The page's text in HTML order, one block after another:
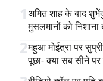
1अमित शाह के बाद
मुसलमानों को
2महुआ मोईत्रा पर
पूछा- क्या सब सीने पर